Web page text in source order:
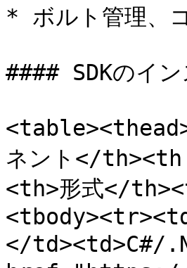
* ボルト管理、
#### SDKのイ
ネント</
<th>形式</
</td><td>C#/